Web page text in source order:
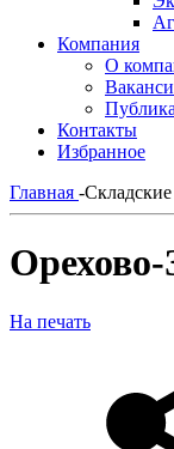
Компания
О
Контакты
Избранное
Главная -
На печать